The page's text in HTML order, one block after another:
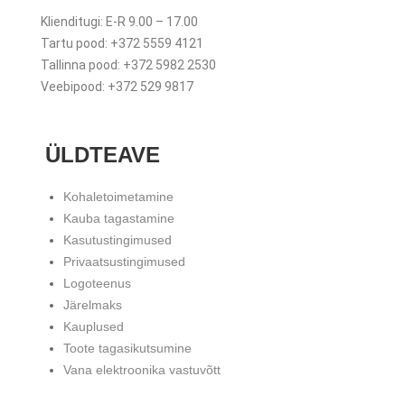
Klienditugi: E-R 9.00 – 17.00
Tartu pood: +372 5559 4121
Tallinna pood: +372 5982 2530
Veebipood: +372 529 9817
ÜLDTEAVE
Kohaletoimetamine
Kauba tagastamine
Kasutustingimused
Privaatsustingimused
Logoteenus
Järelmaks
Kauplused
Toote tagasikutsumine
Vana elektroonika vastuvõtt